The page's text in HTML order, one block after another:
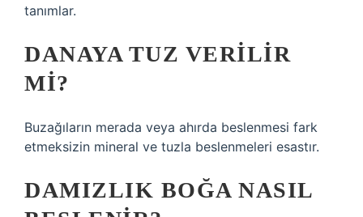
tanımlar.
DANAYA TUZ VERILIR
MI?
Buzağıların merada veya ahırda beslenmesi fark
etmeksizin mineral ve tuzla beslenmeleri esastır.
DAMIZLIK BOĞA NASIL